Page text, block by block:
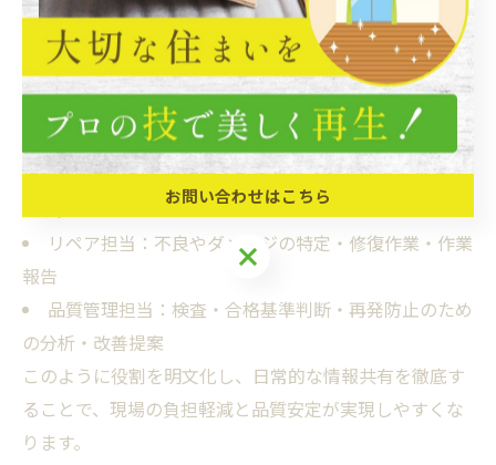
合格基準に満たない場合は再度リペアへ戻すという流れ
が一般的です。もし責任の所在が曖昧なままだと、補修
漏れや基準未達によるクレーム増加などのリスクが高ま
ります。
現場で役割分担を整理するためのポイントは以下の通り
リペア担当：不良やダメージの特定・修復作業・作業
報告
品質管理担当：検査・合格基準判断・再発防止のため
の分析・改善提案
このように役割を明文化し、日常的な情報共有を徹底す
ることで、現場の負担軽減と品質安定が実現しやすくな
ります。
お問い合わせはこちら